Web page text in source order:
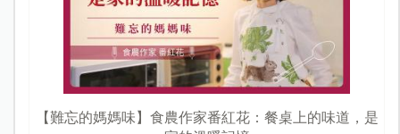
【難忘的媽媽味】食農作家番紅花：餐桌上的味道，是